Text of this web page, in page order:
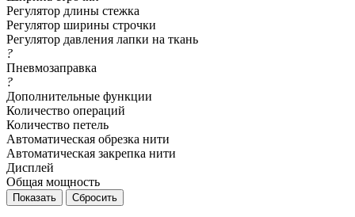
Регулятор длины стежка
Регулятор ширины строчки
Регулятор давления лапки на ткань
?
Пневмозаправка
?
Дополнительные функции
Количество операций
Количество петель
Автоматическая обрезка нити
Автоматическая закрепка нити
Дисплей
Общая мощность
Сбросить